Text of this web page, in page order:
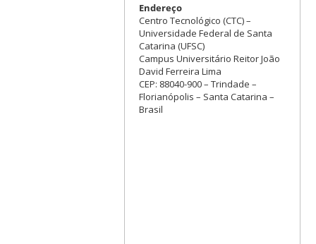
Endereço
Centro Tecnológico (CTC) –
Universidade Federal de Santa
Catarina (UFSC)
Campus Universitário Reitor João
David Ferreira Lima
CEP: 88040-900 – Trindade –
Florianópolis – Santa Catarina –
Brasil